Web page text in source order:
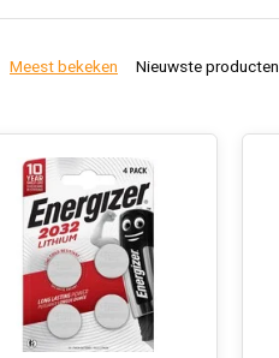
Meest bekeken Nieuwste producten